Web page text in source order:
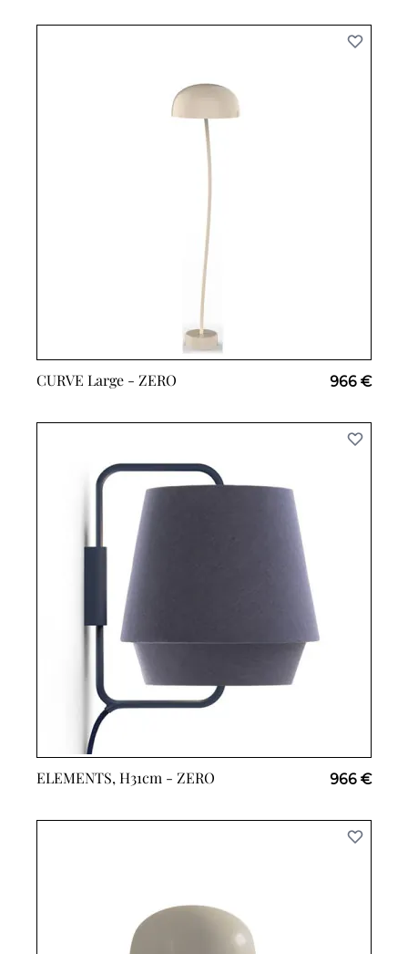
CURVE Large - ZERO 966 €
ELEMENTS, H31cm - ZERO 966 €